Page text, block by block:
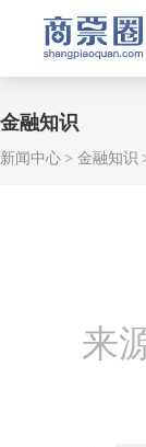
金融知识
新闻中心 金融知识
来